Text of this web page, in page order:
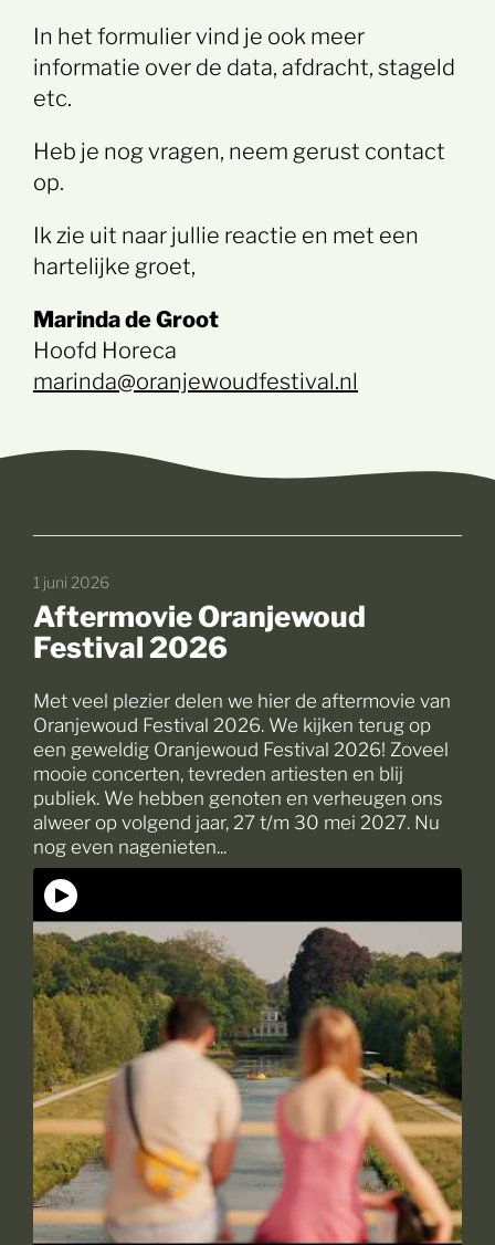
In het formulier vind je ook meer
informatie over de data, afdracht, stageld
etc.
Heb je nog vragen, neem gerust contact
op.
Ik zie uit naar jullie reactie en met een
hartelijke groet,
Marinda de Groot
Hoofd Horeca
marinda@oranjewoudfestival.nl
1 juni 2026
Aftermovie Oranjewoud
Festival 2026
Met veel plezier delen we hier de aftermovie van
Oranjewoud Festival 2026. We kijken terug op
een geweldig Oranjewoud Festival 2026! Zoveel
mooie concerten, tevreden artiesten en blij
publiek. We hebben genoten en verheugen ons
alweer op volgend jaar, 27 t/m 30 mei 2027. Nu
nog even nagenieten...